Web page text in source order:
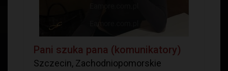
Pani szuka pana (komunikatory)
Szczecin, Zachodniopomorskie